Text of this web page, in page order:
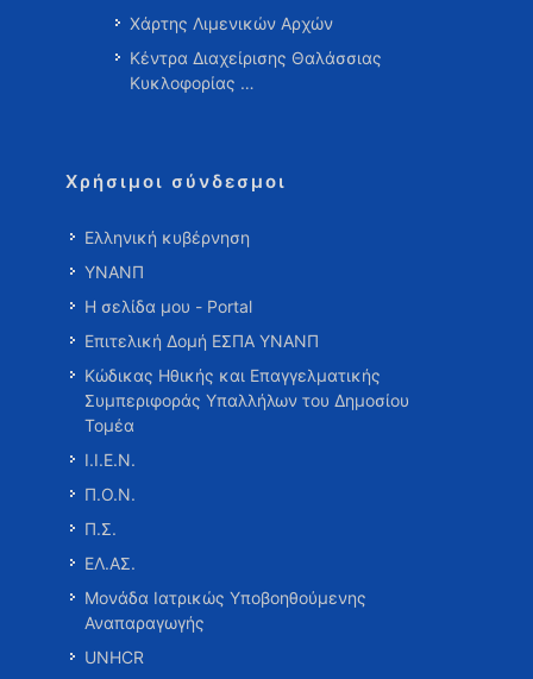
Χάρτης Λιμενικών Αρχών
Κέντρα Διαχείρισης Θαλάσσιας
Κυκλοφορίας …
Χρήσιμοι σύνδεσμοι
Ελληνική κυβέρνηση
ΥΝΑΝΠ
Η σελίδα μου - Portal
Επιτελική Δομή ΕΣΠΑ ΥΝΑΝΠ
Κώδικας Ηθικής και Επαγγελματικής
Συμπεριφοράς Υπαλλήλων του Δημοσίου
Τομέα
Ι.Ι.Ε.Ν.
Π.Ο.Ν.
Π.Σ.
ΕΛ.ΑΣ.
Μονάδα Ιατρικώς Υποβοηθούμενης
Αναπαραγωγής
UNHCR